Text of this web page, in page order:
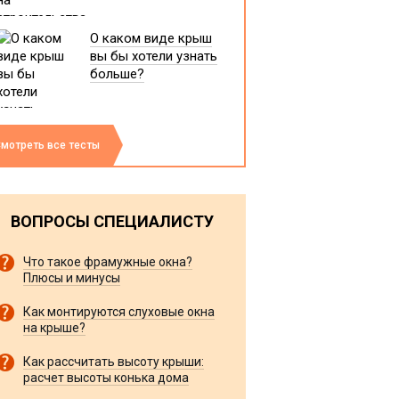
О каком виде крыш
вы бы хотели узнать
больше?
все тесты
ВОПРОСЫ СПЕЦИАЛИСТУ
Что такое фрамужные окна?
Плюсы и минусы
Как монтируются слуховые окна
на крыше?
Как рассчитать высоту крыши:
расчет высоты конька дома